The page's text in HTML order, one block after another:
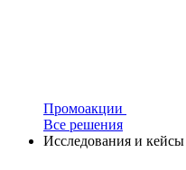
Промоакции
Все решения
Исследования и кейсы